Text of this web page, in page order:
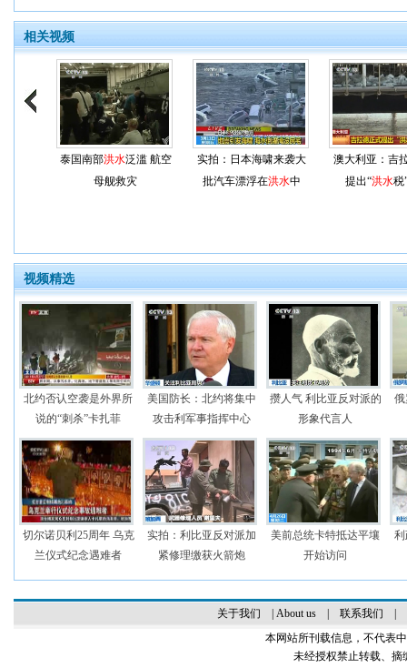
相关视频
泰国南部洪水泛滥 航空
母舰救灾
实拍：日本海啸来袭大
批汽车漂浮在洪水中
澳大利亚：吉
提出“洪水税
视频精选
北约否认空袭是外界所
说的“刺杀”卡扎菲
美国防长：北约将集中
攻击利军事指挥中心
攒人气 利比亚反对派的
形象代言人
切尔诺贝利25周年 乌克
兰仪式纪念遇难者
实拍：利比亚反对派加
紧修理缴获火箭炮
美前总统卡特抵达平壤
开始访问
关于我们 About us| 联系我们
本网站所刊载信息，不代表
未经授权禁止转载、摘